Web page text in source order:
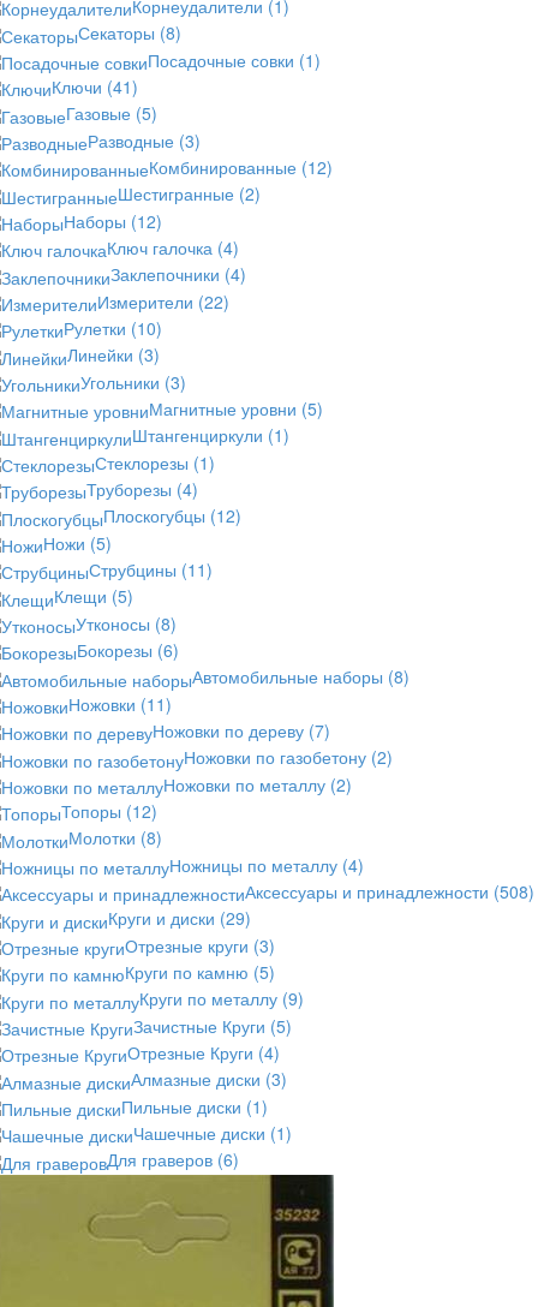
Корнеудалители (1)
Секаторы (8)
Посадочные совки (1)
Ключи (41)
Газовые (5)
Разводные (3)
Комбинированные (12)
Шестигранные (2)
Наборы (12)
Ключ галочка (4)
Заклепочники (4)
Измерители (22)
Рулетки (10)
Линейки (3)
Угольники (3)
Магнитные уровни (5)
Штангенциркули (1)
Стеклорезы (1)
Труборезы (4)
Плоскогубцы (12)
Ножи (5)
Струбцины (11)
Клещи (5)
Утконосы (8)
Бокорезы (6)
Автомобильные наборы (8)
Ножовки (11)
Ножовки по дереву (7)
Ножовки по газобетону (2)
Ножовки по металлу (2)
Топоры (12)
Молотки (8)
Ножницы по металлу (4)
Аксессуары и принадлежности (508)
Круги и диски (29)
Отрезные круги (3)
Круги по камню (5)
Круги по металлу (9)
Зачистные Круги (5)
Отрезные Круги (4)
Алмазные диски (3)
Пильные диски (1)
Чашечные диски (1)
Для граверов (6)